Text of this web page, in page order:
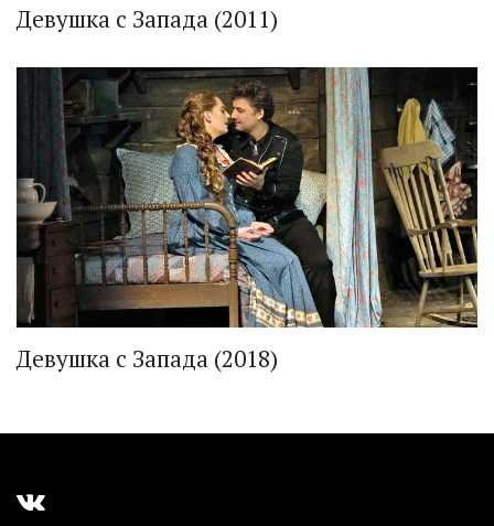
Девушка с Запада (2011)
Девушка с Запада (2018)